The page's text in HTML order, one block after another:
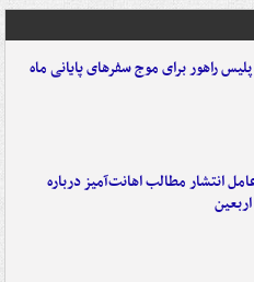
راهور برای موج سفرهای پایانی ماه
انتشار مطالب اهانت‌آمیز درباره